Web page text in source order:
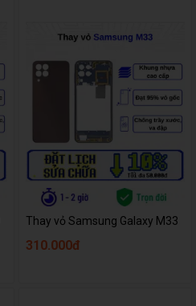
Thay vỏ Samsung Galaxy M33
310.000đ